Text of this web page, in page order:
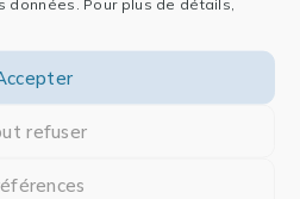
refuser
ORDENER
– FRANCE
42 46 00 33